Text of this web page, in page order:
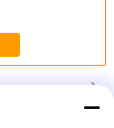
ฟฟ้า